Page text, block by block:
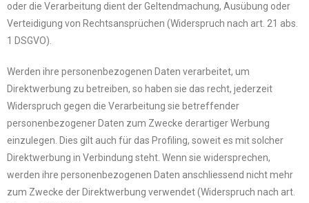
oder die Verarbeitung dient der Geltendmachung, Ausübung oder
Verteidigung von Rechtsansprüchen (Widerspruch nach art. 21 abs.
1 DSGVO).
Werden ihre personenbezogenen Daten verarbeitet, um
Direktwerbung zu betreiben, so haben sie das recht, jederzeit
Widerspruch gegen die Verarbeitung sie betreffender
personenbezogener Daten zum Zwecke derartiger Werbung
einzulegen. Dies gilt auch für das Profiling, soweit es mit solcher
Direktwerbung in Verbindung steht. Wenn sie widersprechen,
werden ihre personenbezogenen Daten anschliessend nicht mehr
zum Zwecke der Direktwerbung verwendet (Widerspruch nach art.